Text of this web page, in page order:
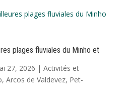
plages fluviales du Minho et
27, 2026 | Activités et
, Arcos de Valdevez, Pet-